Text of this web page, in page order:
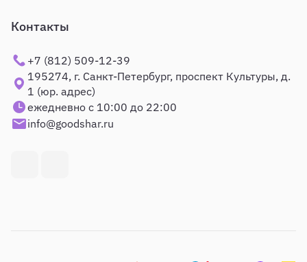
Контакты
+7 (812) 509-12-39
195274, г. Санкт-Петербург, проспект Культуры, д.
1 (юр. адрес)
ежедневно с 10:00 до 22:00
info@goodshar.ru